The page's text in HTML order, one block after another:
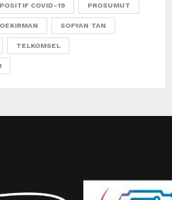
POSITIF COVID-19 PROSUMUT
SOFYAN TAN
TELKOMSEL